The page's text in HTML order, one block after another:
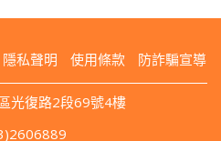
隱私聲明 使用條款 防詐騙宣導
光復路2段69號4樓